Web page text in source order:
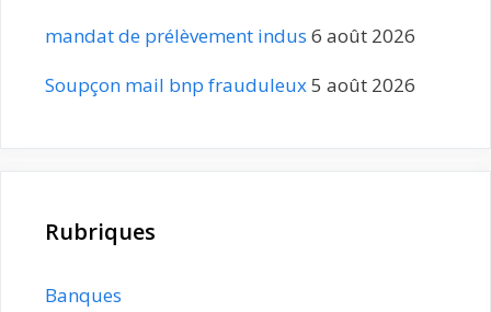
mandat de prélèvement indus 6 août 2026
Soupçon mail bnp frauduleux5 août 2026
Rubriques
Banques